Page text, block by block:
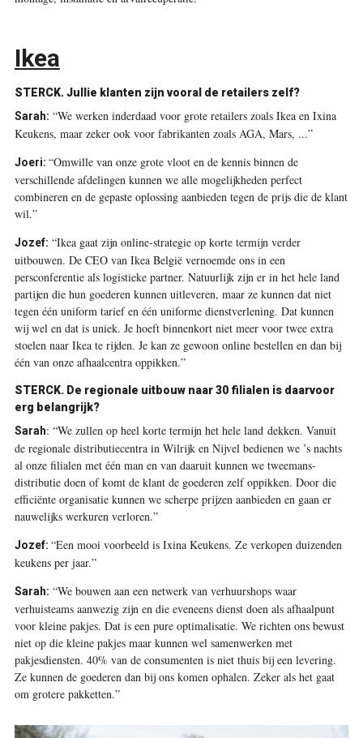
Ikea
STERCK. Jullie klanten zijn vooral de retailers zelf?
Sarah: “We werken inderdaad voor grote retailers zoals Ikea en Ixina
Keukens, maar zeker ook voor fabrikanten zoals AGA, Mars, ...”
Joeri: “Omwille van onze grote vloot en de kennis binnen de
verschillende afdelingen kunnen we alle mogelijkheden perfect
combineren en de gepaste oplossing aanbieden tegen de prijs die de klant
wil.”
Jozef: “Ikea gaat zijn online-strategie op korte termijn verder
uitbouwen. De CEO van Ikea België vernoemde ons in een
persconferentie als logistieke partner. Natuurlijk zijn er in het hele land
partijen die hun goederen kunnen uitleveren, maar ze kunnen dat niet
tegen één uniform tarief en één uniforme dienstverlening. Dat kunnen
wij wel en dat is uniek. Je hoeft binnenkort niet meer voor twee extra
stoelen naar Ikea te rijden. Je kan ze gewoon online bestellen en dan bij
één van onze afhaalcentra oppikken.”
STERCK. De regionale uitbouw naar 30 filialen is daarvoor
erg belangrijk?
Sarah: “We zullen op heel korte termijn het hele land dekken. Vanuit
de regionale distributiecentra in Wilrijk en Nijvel bedienen we ’s nachts
al onze filialen met één man en van daaruit kunnen we tweemans­
distributie doen of komt de klant de goederen zelf oppikken. Door die
efficiënte organisatie kunnen we scherpe prijzen aanbieden en gaan er
nauwelijks werkuren verloren.”
Jozef: “Een mooi voorbeeld is Ixina Keukens. Ze verkopen duizenden
keukens per jaar.”
Sarah: “We bouwen aan een netwerk van verhuurshops waar
verhuisteams aanwezig zijn en die eveneens dienst doen als afhaalpunt
voor kleine pakjes. Dat is een pure optimalisatie. We richten ons bewust
niet op die kleine pakjes maar kunnen wel samen­werken met
pakjesdiensten. 40% van de consumenten is niet thuis bij een levering.
Ze kunnen de goederen dan bij ons komen ophalen. Zeker als het gaat
om grotere pakketten.”